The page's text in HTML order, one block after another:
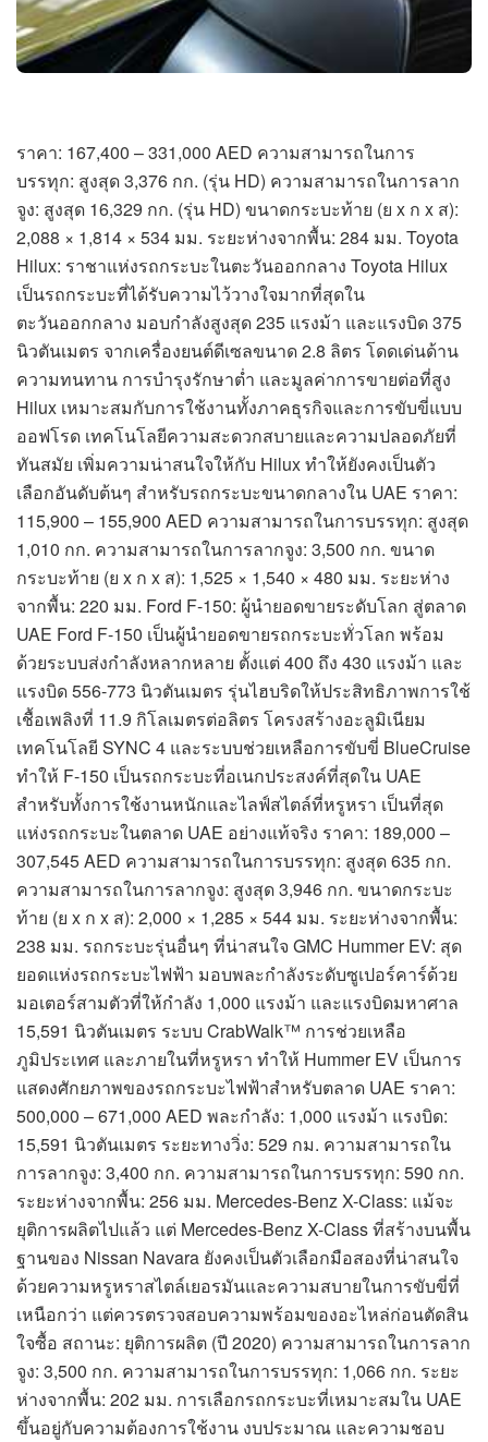
ราคา: 167,400 – 331,000 AED ความสามารถในการ
บรรทุก: สูงสุด 3,376 กก. (รุ่น HD) ความสามารถในการลาก
จูง: สูงสุด 16,329 กก. (รุ่น HD) ขนาดกระบะท้าย (ย x ก x ส):
2,088 × 1,814 × 534 มม. ระยะห่างจากพื้น: 284 มม. Toyota
Hilux: ราชาแห่งรถกระบะในตะวันออกกลาง Toyota Hilux
เป็นรถกระบะที่ได้รับความไว้วางใจมากที่สุดใน
ตะวันออกกลาง มอบกำลังสูงสุด 235 แรงม้า และแรงบิด 375
นิวตันเมตร จากเครื่องยนต์ดีเซลขนาด 2.8 ลิตร โดดเด่นด้าน
ความทนทาน การบำรุงรักษาต่ำ และมูลค่าการขายต่อที่สูง
Hilux เหมาะสมกับการใช้งานทั้งภาคธุรกิจและการขับขี่แบบ
ออฟโรด เทคโนโลยีความสะดวกสบายและความปลอดภัยที่
ทันสมัย เพิ่มความน่าสนใจให้กับ Hilux ทำให้ยังคงเป็นตัว
เลือกอันดับต้นๆ สำหรับรถกระบะขนาดกลางใน UAE ราคา:
115,900 – 155,900 AED ความสามารถในการบรรทุก: สูงสุด
1,010 กก. ความสามารถในการลากจูง: 3,500 กก. ขนาด
กระบะท้าย (ย x ก x ส): 1,525 × 1,540 × 480 มม. ระยะห่าง
จากพื้น: 220 มม. Ford F-150: ผู้นำยอดขายระดับโลก สู่ตลาด
UAE Ford F-150 เป็นผู้นำยอดขายรถกระบะทั่วโลก พร้อม
ด้วยระบบส่งกำลังหลากหลาย ตั้งแต่ 400 ถึง 430 แรงม้า และ
แรงบิด 556-773 นิวตันเมตร รุ่นไฮบริดให้ประสิทธิภาพการใช้
เชื้อเพลิงที่ 11.9 กิโลเมตรต่อลิตร โครงสร้างอะลูมิเนียม
เทคโนโลยี SYNC 4 และระบบช่วยเหลือการขับขี่ BlueCruise
ทำให้ F-150 เป็นรถกระบะที่อเนกประสงค์ที่สุดใน UAE
สำหรับทั้งการใช้งานหนักและไลฟ์สไตล์ที่หรูหรา เป็นที่สุด
แห่งรถกระบะในตลาด UAE อย่างแท้จริง ราคา: 189,000 –
307,545 AED ความสามารถในการบรรทุก: สูงสุด 635 กก.
ความสามารถในการลากจูง: สูงสุด 3,946 กก. ขนาดกระบะ
ท้าย (ย x ก x ส): 2,000 × 1,285 × 544 มม. ระยะห่างจากพื้น:
238 มม. รถกระบะรุ่นอื่นๆ ที่น่าสนใจ GMC Hummer EV: สุด
ยอดแห่งรถกระบะไฟฟ้า มอบพละกำลังระดับซูเปอร์คาร์ด้วย
มอเตอร์สามตัวที่ให้กำลัง 1,000 แรงม้า และแรงบิดมหาศาล
15,591 นิวตันเมตร ระบบ CrabWalk™ การช่วยเหลือ
ภูมิประเทศ และภายในที่หรูหรา ทำให้ Hummer EV เป็นการ
แสดงศักยภาพของรถกระบะไฟฟ้าสำหรับตลาด UAE ราคา:
500,000 – 671,000 AED พละกำลัง: 1,000 แรงม้า แรงบิด:
15,591 นิวตันเมตร ระยะทางวิ่ง: 529 กม. ความสามารถใน
การลากจูง: 3,400 กก. ความสามารถในการบรรทุก: 590 กก.
ระยะห่างจากพื้น: 256 มม. Mercedes-Benz X-Class: แม้จะ
ยุติการผลิตไปแล้ว แต่ Mercedes-Benz X-Class ที่สร้างบนพื้น
ฐานของ Nissan Navara ยังคงเป็นตัวเลือกมือสองที่น่าสนใจ
ด้วยความหรูหราสไตล์เยอรมันและความสบายในการขับขี่ที่
เหนือกว่า แต่ควรตรวจสอบความพร้อมของอะไหล่ก่อนตัดสิน
ใจซื้อ สถานะ: ยุติการผลิต (ปี 2020) ความสามารถในการลาก
จูง: 3,500 กก. ความสามารถในการบรรทุก: 1,066 กก. ระยะ
ห่างจากพื้น: 202 มม. การเลือกรถกระบะที่เหมาะสมใน UAE
ขึ้นอยู่กับความต้องการใช้งาน งบประมาณ และความชอบ